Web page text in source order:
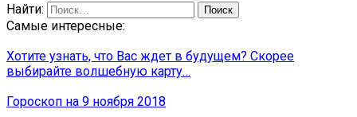
Найти:
Самые интересные:
Хотите узнать, что Вас ждет в будущем? Скорее
выбирайте волшебную карту…
Гороскоп на 9 ноября 2018